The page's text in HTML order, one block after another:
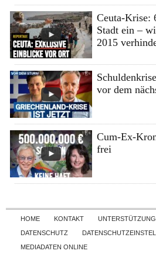
Ceuta-Krise:
Stadt ein –
2015
vor dem
Cum-Ex-
frei
Skip
HOME KONTAKT UNTERSTÜTZUNG
DATENSCHUTZ
MEDIADATEN ONLINE